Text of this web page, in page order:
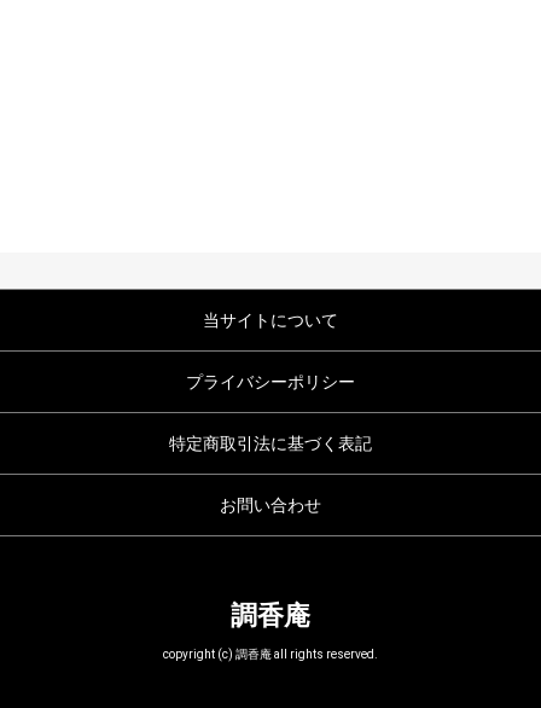
当サイトについて
プライバシーポリシー
特定商取引法に基づく表記
お問い合わせ
調香庵
copyright (c) 調香庵 all rights reserved.